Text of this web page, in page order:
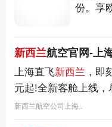
份。享
新西兰航空官网-上
上海直飞新西兰 ，即
元起!全新客舱上线
新西兰航空公司上海..